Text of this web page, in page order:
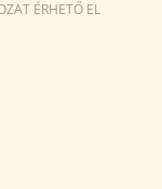
ÉRHETŐ EL